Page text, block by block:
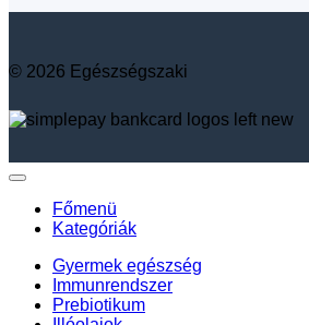
© 2026 Egészségszaki
Főmenü
Kategóriák
Gyermek egészség
Immunrendszer
Prebiotikum